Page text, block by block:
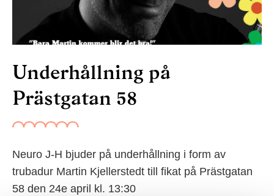
Underhållning på
Prästgatan 58
Neuro J-H bjuder på underhållning i form av
trubadur Martin Kjellerstedt till fikat på Prästgatan
58 den 24e april kl. 13:30